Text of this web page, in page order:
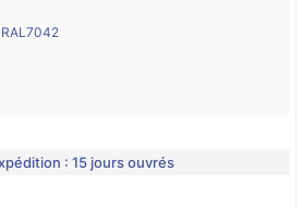
: 15 jours ouvrés